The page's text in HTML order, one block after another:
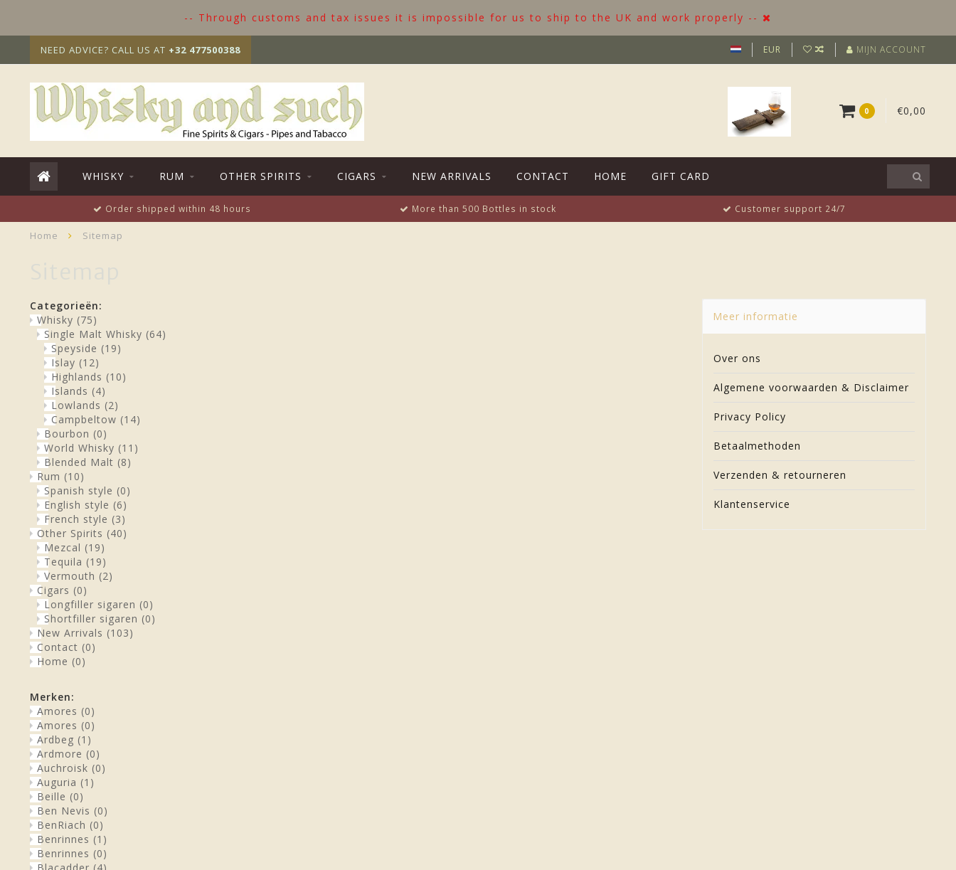
-- Through customs and tax issues it is impossible for us to ship to the UK and work properly --
NEED ADVICE? CALL US AT +32 477500388 EUR MIJN ACCOUNT
0 €0,00
WHISKY RUM OTHER SPIRITS CIGARS NEW ARRIVALS CONTACT HOME GIFT CARD
Order shipped within 48 hours More than 500 Bottles in stock Customer support 24/7
Home Sitemap
Categorieën:
Whisky (75)
Single Malt Whisky (64)
Speyside (19)
Islay (12)
Highlands (10)
Islands (4)
Lowlands (2)
Campbeltow (14)
Bourbon (0)
World Whisky (11)
Blended Malt (8)
Rum (10)
Spanish style (0)
English style (6)
French style (3)
Other Spirits (40)
Mezcal (19)
Tequila (19)
Vermouth (2)
Cigars (0)
Longfiller sigaren (0)
Shortfiller sigaren (0)
New Arrivals (103)
Contact (0)
Home (0)
Merken:
Amores (0)
Amores (0)
Ardbeg (1)
Ardmore (0)
Auchroisk (0)
Auguria (1)
Beille (0)
Ben Nevis (0)
BenRiach (0)
Benrinnes (1)
Benrinnes (0)
Meer informatie
Over ons
Algemene voorwaarden & Disclaimer
Privacy Policy
Betaalmethoden
Verzenden & retourneren
Klantenservice